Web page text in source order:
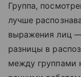
Группа,
лучше
выражения лиц
разницы в
между группами